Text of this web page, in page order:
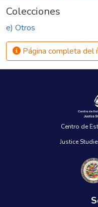
Colecciones
e) Otros
Página completa del
Centro de
Justice